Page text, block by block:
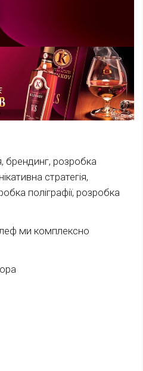
брендинг, розробка
стратегія,
поліграфії, розробка
ми комплексно